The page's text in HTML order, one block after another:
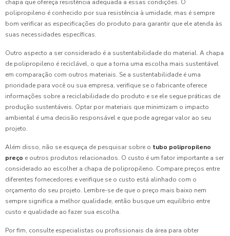
chapa que ofereça resistência adequada a essas condições. O
polipropileno é conhecido por sua resistência à umidade, mas é sempre
bom verificar as especificações do produto para garantir que ele atenda às
suas necessidades específicas.
Outro aspecto a ser considerado é a sustentabilidade do material. A chapa
de polipropileno é reciclável, o que a torna uma escolha mais sustentável
em comparação com outros materiais. Se a sustentabilidade é uma
prioridade para você ou sua empresa, verifique se o fabricante oferece
informações sobre a reciclabilidade do produto e se ele segue práticas de
produção sustentáveis. Optar por materiais que minimizam o impacto
ambiental é uma decisão responsável e que pode agregar valor ao seu
projeto.
Além disso, não se esqueça de pesquisar sobre o tubo polipropileno
preço e outros produtos relacionados. O custo é um fator importante a ser
considerado ao escolher a chapa de polipropileno. Compare preços entre
diferentes fornecedores e verifique se o custo está alinhado com o
orçamento do seu projeto. Lembre-se de que o preço mais baixo nem
sempre significa a melhor qualidade, então busque um equilíbrio entre
custo e qualidade ao fazer sua escolha.
Por fim, consulte especialistas ou profissionais da área para obter